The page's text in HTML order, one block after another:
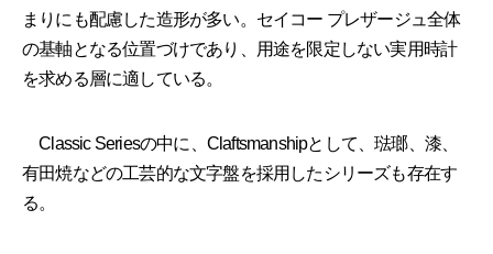
まりにも配慮した造形が多い。セイコー プレザージュ全体
の基軸となる位置づけであり、用途を限定しない実用時計
を求める層に適している。
Classic Seriesの中に、Claftsmanshipとして、琺瑯、漆、
有田焼などの工芸的な文字盤を採用したシリーズも存在す
る。